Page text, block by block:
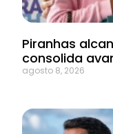
Piranhas
consolida
agosto 8, 2026